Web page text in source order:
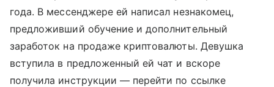
года. В мессенджере ей написал незнакомец,
предложивший обучение и дополнительный
заработок на продаже криптовалюты. Девушка
вступила в предложенный ей чат и вскоре
получила инструкции — перейти по ссылке